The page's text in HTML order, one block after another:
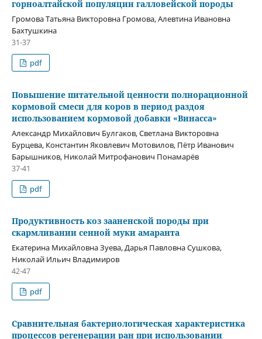
горноалтайской популяции галловейской породы
Громова Татьяна Викторовна Громова, Алевтина Ивановна
Бахтушкина
31-37
pdf
Повышение питательной ценности полнорационной
кормовой смеси для коров в период раздоя
использованием кормовой добавки «Винасса»
Александр Михайлович Булгаков, Светлана Викторовна
Бурцева, Константин Яковлевич Мотовилов, Пётр Иванович
Барышников, Николай Митрофанович Понамарёв
37-41
pdf
Продуктивность коз зааненской породы при
скармливании сенной муки амаранта
Екатерина Михайловна Зуева, Дарья Павловна Сушкова,
Николай Ильич Владимиров
42-47
pdf
Сравнительная бактериологическая характеристика
процессов регенерации ран при использовании